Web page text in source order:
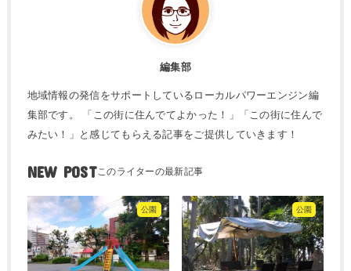
編集部
地域情報の発信をサポートしているローカルパワーエンジン編
集部です。 「この街に住んでてよかった！」「この街に住んで
みたい！」と感じてもらえる記事をご提供していきます！
NEW POST
公園 公園